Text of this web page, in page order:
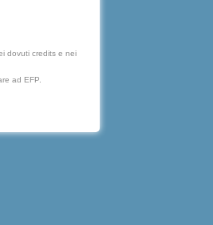
dovuti credits e nei
ad EFP.